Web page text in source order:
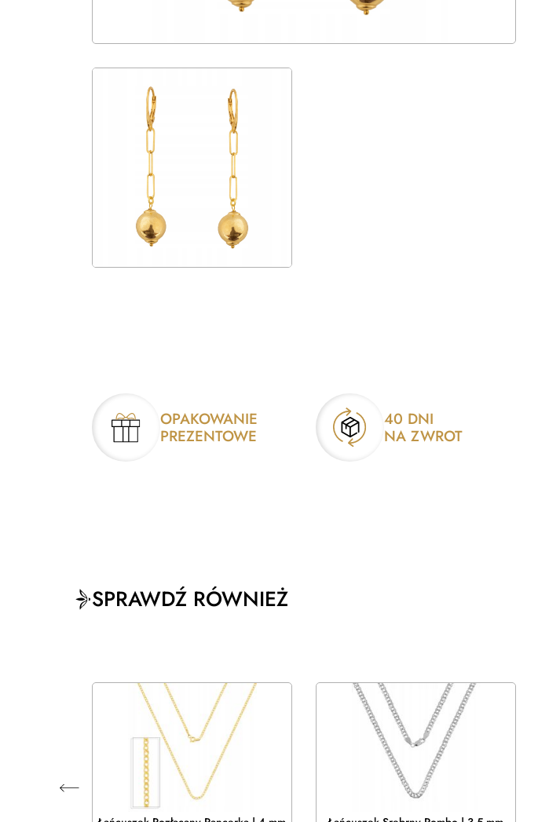
OPAKOWANIE
PREZENTOWE
40 DNI
NA ZWROT
SPRAWDŹ RÓWNIEŻ